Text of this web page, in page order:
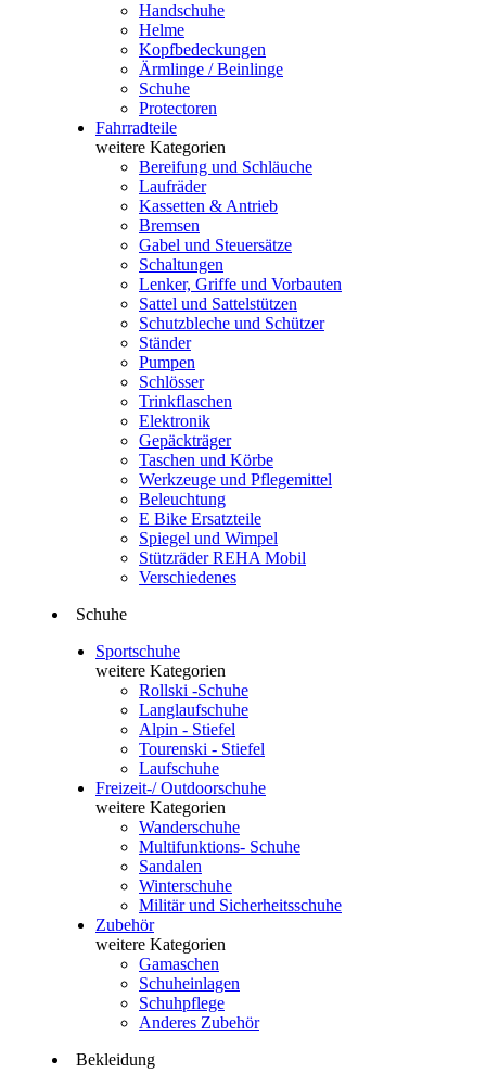
Handschuhe
Helme
Kopfbedeckungen
Ärmlinge / Beinlinge
Schuhe
Protectoren
Fahrradteile
weitere Kategorien
Bereifung und Schläuche
Laufräder
Kassetten & Antrieb
Bremsen
Gabel und Steuersätze
Schaltungen
Lenker, Griffe und Vorbauten
Sattel und Sattelstützen
Schutzbleche und Schützer
Ständer
Pumpen
Schlösser
Trinkflaschen
Elektronik
Gepäckträger
Taschen und Körbe
Werkzeuge und Pflegemittel
Beleuchtung
E Bike Ersatzteile
Spiegel und Wimpel
Stützräder REHA Mobil
Verschiedenes
Schuhe
Sportschuhe
weitere Kategorien
Rollski -Schuhe
Langlaufschuhe
Alpin - Stiefel
Tourenski - Stiefel
Laufschuhe
Freizeit-/ Outdoorschuhe
weitere Kategorien
Wanderschuhe
Multifunktions- Schuhe
Sandalen
Winterschuhe
Militär und Sicherheitsschuhe
Zubehör
weitere Kategorien
Gamaschen
Schuheinlagen
Schuhpflege
Anderes Zubehör
Bekleidung